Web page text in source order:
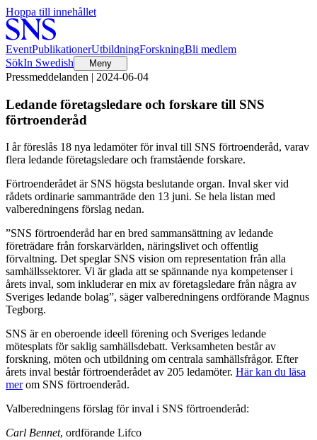
Hoppa till innehållet
EventPublikationerUtbildningForskningBli medlem
SökIn Swedish Meny
Pressmeddelanden | 2024-06-04
Ledande företagsledare och forskare till SNS
förtroenderåd
I år föreslås 18 nya ledamöter för inval till SNS förtroenderåd, varav
flera ledande företagsledare och framstående forskare.
Förtroenderådet är SNS högsta beslutande organ. Inval sker vid
rådets ordinarie sammanträde den 13 juni. Se hela listan med
valberedningens förslag nedan.
”SNS förtroenderåd har en bred sammansättning av ledande
företrädare från forskarvärlden, näringslivet och offentlig
förvaltning. Det speglar SNS vision om representation från alla
samhällssektorer. Vi är glada att se spännande nya kompetenser i
årets inval, som inkluderar en mix av företagsledare från några av
Sveriges ledande bolag”, säger valberedningens ordförande Magnus
Tegborg.
SNS är en oberoende ideell förening och Sveriges ledande
mötesplats för saklig samhällsdebatt. Verksamheten består av
forskning, möten och utbildning om centrala samhällsfrågor. Efter
årets inval består förtroenderådet av 205 ledamöter. Här kan du läsa
merom SNS förtroenderåd.
Valberedningens förslag för inval i SNS förtroenderåd:
Carl Bennet, ordförande Lifco